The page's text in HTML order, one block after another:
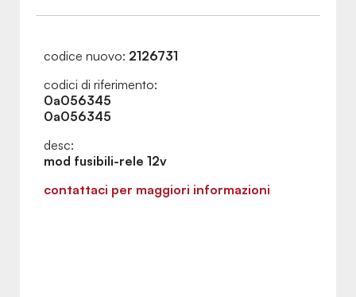
codice nuovo: 2126731
codici di riferimento:
0a056345
0a056345
desc:
mod fusibili-rele 12v
contattaci per maggiori informazioni